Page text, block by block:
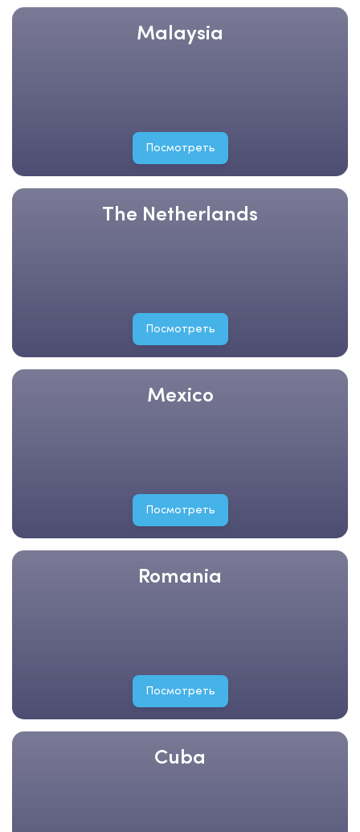
Malaysia
Посмотреть
The Netherlands
Посмотреть
Mexico
Посмотреть
Romania
Посмотреть
Cuba